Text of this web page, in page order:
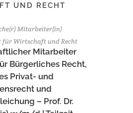
UND RECHT
Mitarbeiter(in)
für Wirtschaft und Recht
Mitarbeiter
Bürgerliches Recht,
Privat- und
und
– Prof. Dr.